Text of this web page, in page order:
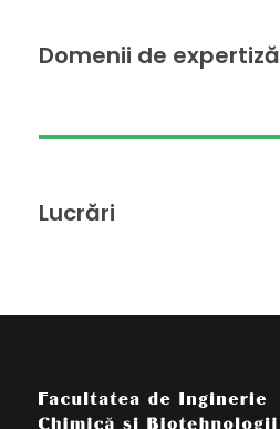
Domenii de expertiză
Lucrări